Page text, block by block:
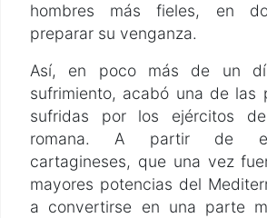
hombres más fieles, en
preparar su venganza.
Así, en poco más de un
sufrimiento, acabó una de las
sufridas por los ejércitos
romana. A partir de
cartagineses, que una vez
mayores potencias del
a convertirse en una parte